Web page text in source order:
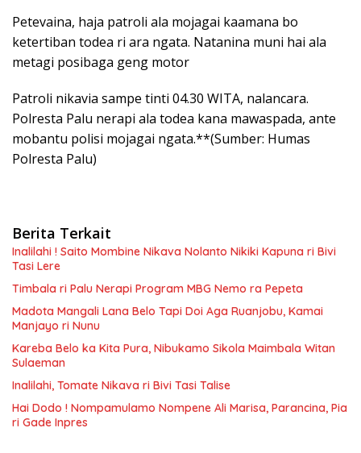
Petevaina, haja patroli ala mojagai kaamana bo
ketertiban todea ri ara ngata. Natanina muni hai ala
metagi posibaga geng motor
Patroli nikavia sampe tinti 04.30 WITA, nalancara.
Polresta Palu nerapi ala todea kana mawaspada, ante
mobantu polisi mojagai ngata.**(Sumber: Humas
Polresta Palu)
Berita Terkait
Inalilahi ! Saito Mombine Nikava Nolanto Nikiki Kapuna ri Bivi
Tasi Lere
Timbala ri Palu Nerapi Program MBG Nemo ra Pepeta
Madota Mangali Lana Belo Tapi Doi Aga Ruanjobu, Kamai
Manjayo ri Nunu
Kareba Belo ka Kita Pura, Nibukamo Sikola Maimbala Witan
Sulaeman
Inalilahi, Tomate Nikava ri Bivi Tasi Talise
Hai Dodo ! Nompamulamo Nompene Ali Marisa, Parancina, Pia
ri Gade Inpres